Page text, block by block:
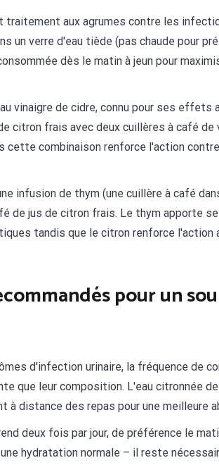
aux agrumes contre les
un verre d'eau tiède (pas chaude pour
dès le matin à jeun pour
vinaigre de cidre, connu pour ses effets
citron frais avec deux cuillères à café de
cette combinaison renforce l'action
infusion de thym (une cuillère à café
de jus de citron frais. Le thym apporte
tandis que le citron renforce l'action
pour un
d'infection urinaire, la fréquence de
que leur composition. L'eau citronnée
à distance des repas pour une meilleure
deux fois par jour, de préférence le
hydratation normale – il reste